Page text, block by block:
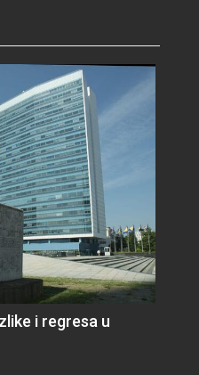
i regresa u